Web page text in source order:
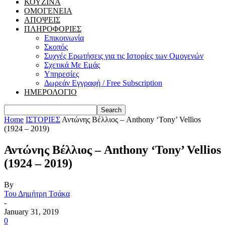
ΚΟΥΖΙΝΑ
ΟΜΟΓΕΝΕΙΑ
ΑΠΟΨΕΙΣ
ΠΛΗΡΟΦΟΡΙΕΣ
Επικοινωνία
Σκοπός
Συχνές Ερωτήσεις για τις Ιστορίες των Ομογενών
Σχετικά Με Εμάς
Υπηρεσίες
Δωρεάν Εγγραφή / Free Subscription
ΗΜΕΡΟΛΟΓΙΟ
Home ΙΣΤΟΡΙΕΣ Αντώνης Βέλλιος – Anthony ‘Tony’ Vellios
(1924 – 2019)
Αντώνης Βέλλιος – Anthony ‘Tony’ Vellios
(1924 – 2019)
By
Του Δημήτρη Τσάκα
-
January 31, 2019
0